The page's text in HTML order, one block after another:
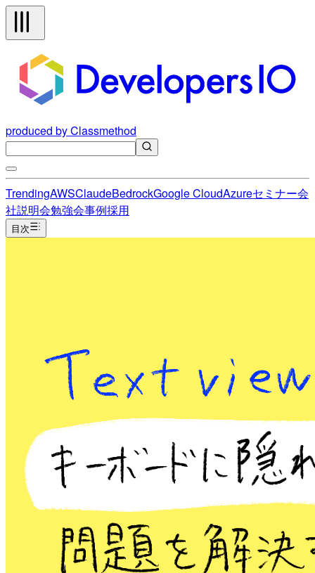
produced by Classmethod
TrendingAWSClaudeBedrockGoogle CloudAzureセミナー会
社説明会勉強会事例採用
目次